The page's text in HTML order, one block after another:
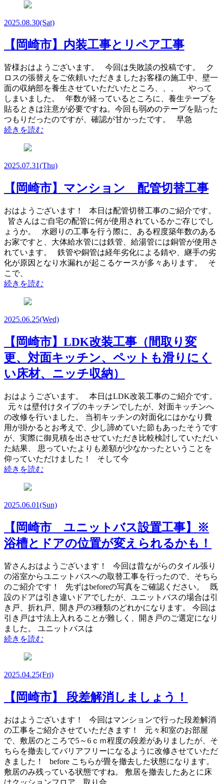
2025.08.30(Sat)
【岡崎市】内装工事とリペア工事
皆様おはようございます。 今回は失敗談の投稿です。 ク
ロスの張替えをご依頼いただきましたお客様の施工中、壁一
面の収納部を養生させていただいたところ、、、 やって
しまいました。 年数が経っているところに、養生テープを
貼るときは注意が必要ですね。今回も弱めのテープを貼った
つもりだったのですが、確認が甘かったです。 早急
続きを読む
2025.07.31(Thu)
【岡崎市】マンション 配管切替工事
おはようございます！ 本日は配管切替工事のご紹介です。
皆さんはご自宅の配管に何が使用されているかご存じでし
ょうか。 水廻りの工事を行う際に、ある程度築年数のある
お家ですと、大体給水管には鉄管、給湯管には銅管が使用さ
れています。 鉄管や銅管は経年劣化による錆や、継手の劣
化が原因となり水漏れが起こるケースが多々あります。 そ
こで、
続きを読む
2025.06.25(Wed)
【岡崎市】LDK改装工事（間取り変
更、対面キッチン、ペットも滑りにく
い床材、ニッチ収納）
おはようございます。 本日はLDK改装工事のご紹介です。
元々は壁付けタイプのキッチンでしたが、対面キッチンへ
の改修を行いました。 当初キッチンの対面化にはかなり費
用が掛かるとお考えで、少し諦めていた節もあったそうです
が、実際に御見積を出させていただき比較検討していただい
た結果、 思っていたよりも差額が少なかったということを
仰っていただけました！ そして今
続きを読む
2025.06.01(Sun)
【岡崎市 ユニットバス設置工事】※
浴槽とドアの位置が変えられるかも！
皆さんおはようございます！ 今回は昔ながらのタイル張り
の浴室からユニットバスへの取替工事を行ったので、そちら
のご紹介です！ 先ずはbeforeの写真をご確認ください。 既
設のドアは引き違いドアでしたが、ユニットバスの場合は引
き戸、折れ戸、開き戸の3種類のどれかになります。 今回は
引き戸は寸法上入れることが難しく、開き戸のご選定になり
ました。 ユニットバスは
続きを読む
2025.04.25(Fri)
【岡崎市】 段差解消しましょう！
おはようございます！ 今回はマンションで行った段差解消
の工事をご紹介させていただきます！ 元々和室のお部屋
で、敷居のところで5～6ｃｍ程度の段差がありましたが、そ
ちらを撤去してバリアフリーになるように改修させていただ
きました！ before こちらが畳を撤去した状態になります。
敷居のみ残っている状態ですね。 敷居を撤去したあとに床
はクッションフロア、取り合